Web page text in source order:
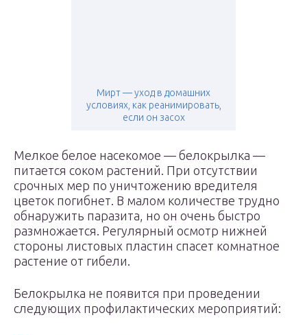
Мирт — уход в домашних
условиях, как реанимировать,
если он засох
Мелкое белое насекомое — белокрылка —
питается соком растений. При отсутствии
срочных мер по уничтожению вредителя
цветок погибнет. В малом количестве трудно
обнаружить паразита, но он очень быстро
размножается. Регулярный осмотр нижней
стороны листовых пластин спасет комнатное
растение от гибели.
Белокрылка не появится при проведении
следующих профилактических мероприятий: